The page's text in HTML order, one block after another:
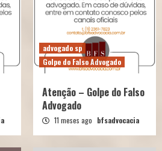
advogado sp
Golpe do Falso Advogado
Atenção – Golpe do Falso
Advogado
11 meses ago bfsadvocacia